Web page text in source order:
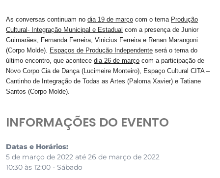
As conversas continuam no dia 19 de março com o tema Produção
Cultural- Integração Municipal e Estadual com a presença de Junior
Guimarães, Fernanda Ferreira, Vinicius Ferreira e Renan Marangoni
(Corpo Molde). Espaços de Produção Independente será o tema do
último encontro, que acontece dia 26 de março com a participação de
Novo Corpo Cia de Dança (Lucimeire Monteiro), Espaço Cultural CITA –
Cantinho de Integração de Todas as Artes (Paloma Xavier) e Tatiane
Santos (Corpo Molde).
INFORMAÇÕES DO EVENTO
Datas e Horários:
5 de março de 2022 até 26 de março de 2022
10:30 às 12:00 - Sábado